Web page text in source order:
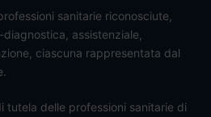
sanitarie riconosciute,
assistenziale,
ciascuna rappresentata dal
tutela delle professioni sanitarie di